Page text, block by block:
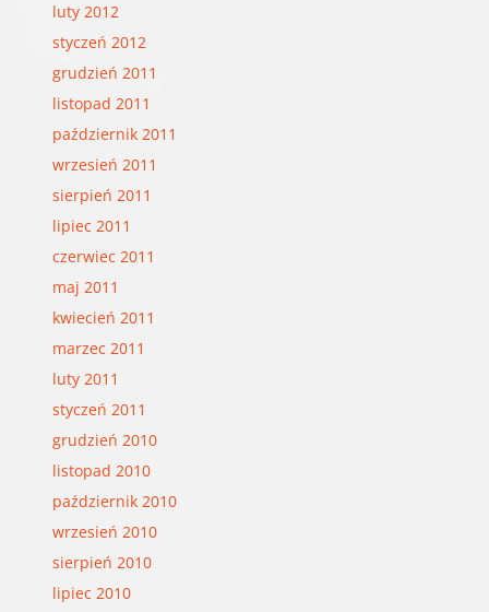
luty 2012
styczeń 2012
grudzień 2011
listopad 2011
październik 2011
wrzesień 2011
sierpień 2011
lipiec 2011
czerwiec 2011
maj 2011
kwiecień 2011
marzec 2011
luty 2011
styczeń 2011
grudzień 2010
listopad 2010
październik 2010
wrzesień 2010
sierpień 2010
lipiec 2010